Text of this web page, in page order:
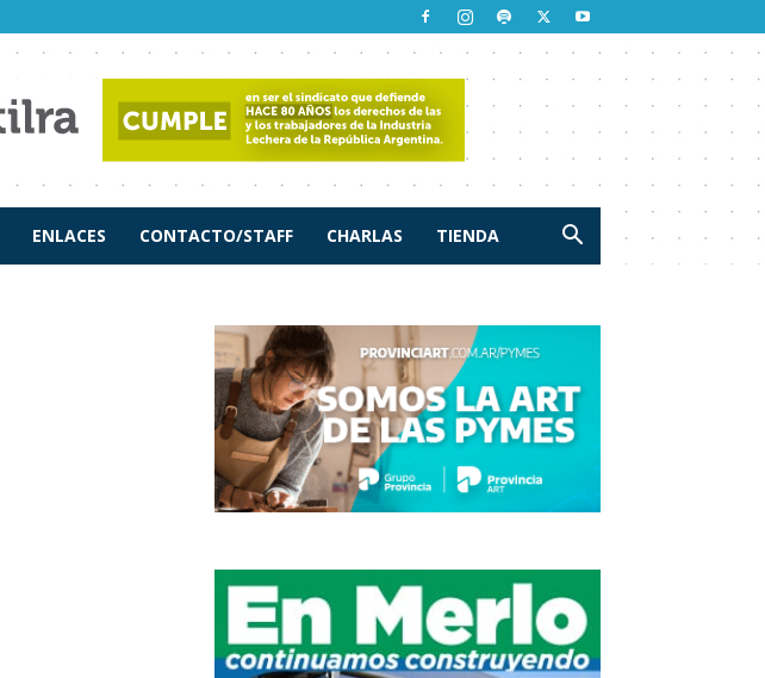
ENLACES CONTACTO/STAFF CHARLAS TIENDA